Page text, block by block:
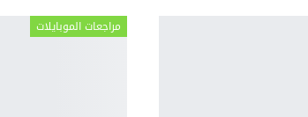
مراجعات الموبايلات